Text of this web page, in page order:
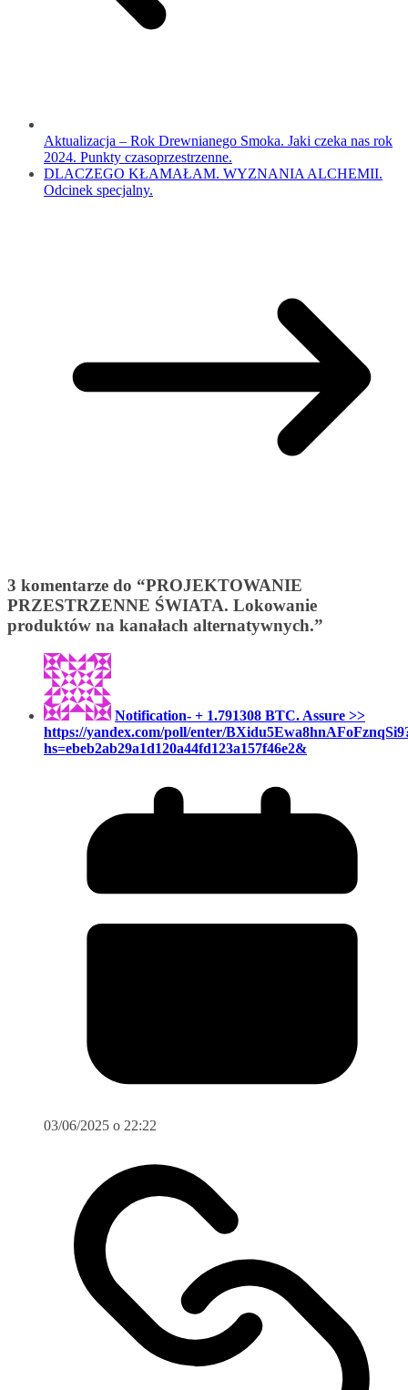
Aktualizacja – Rok Drewnianego Smoka. Jaki czeka nas rok
2024. Punkty czasoprzestrzenne.
DLACZEGO KŁAMAŁAM. WYZNANIA ALCHEMII.
Odcinek specjalny.
3 komentarze do “PROJEKTOWANIE
PRZESTRZENNE ŚWIATA. Lokowanie
produktów na kanałach alternatywnych.”
Notification- + 1.791308 BTC. Assure >>
https://yandex.com/poll/enter/
hs=ebeb2ab29a1d120a44fd123a157f46e2&
03/06/2025 o 22:22